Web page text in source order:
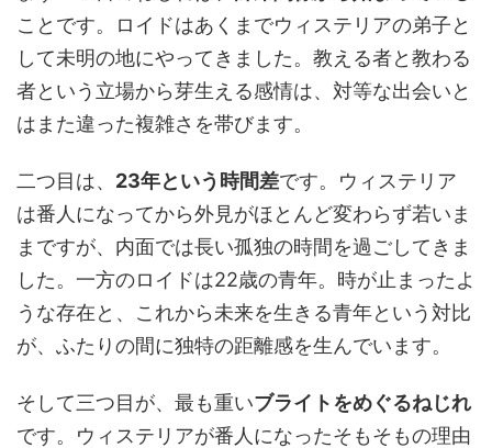
ことです。ロイドはあくまでウィステリアの弟子と
して未明の地にやってきました。教える者と教わる
者という立場から芽生える感情は、対等な出会いと
はまた違った複雑さを帯びます。
二つ目は、 23年という時間差です。ウィステリア
は番人になってから外見がほとんど変わらず若いま
まですが、内面では長い孤独の時間を過ごしてきま
した。一方のロイドは22歳の青年。時が止まったよ
うな存在と、これから未来を生きる青年という対比
が、ふたりの間に独特の距離感を生んでいます。
そして三つ目が、最も重いブライトをめぐるねじれ
です。ウィステリアが番人になったそもそもの理由